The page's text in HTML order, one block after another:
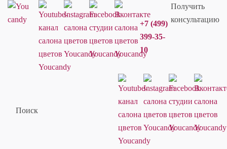
+7 (499)
399-35-
10
Получить
консультацию
Поиск